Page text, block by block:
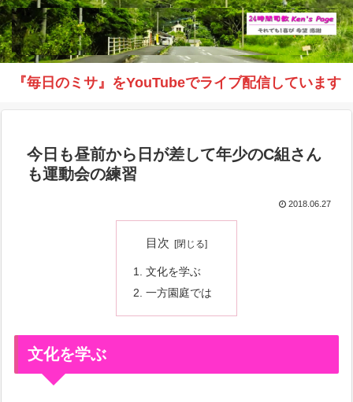
『毎日のミサ』をYouTubeでライブ配信しています
今日も昼前から日が差して年少のC組さん
も運動会の練習
2018.06.27
目次
文化を学ぶ
一方園庭では
文化を学ぶ